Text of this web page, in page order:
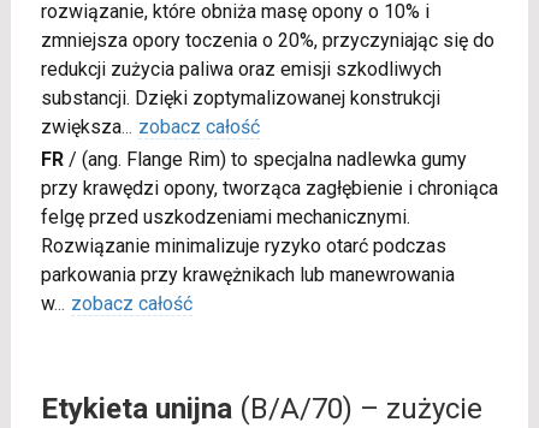
rozwiązanie, które obniża masę opony o 10% i
zmniejsza opory toczenia o 20%, przyczyniając się do
redukcji zużycia paliwa oraz emisji szkodliwych
substancji. Dzięki zoptymalizowanej konstrukcji
zwiększa... zobacz całość
FR/ (ang. Flange Rim) to specjalna nadlewka gumy
przy krawędzi opony, tworząca zagłębienie i chroniąca
felgę przed uszkodzeniami mechanicznymi.
Rozwiązanie minimalizuje ryzyko otarć podczas
parkowania przy krawężnikach lub manewrowania
w... zobacz całość
Etykieta unijna(B/A/70) – zużycie